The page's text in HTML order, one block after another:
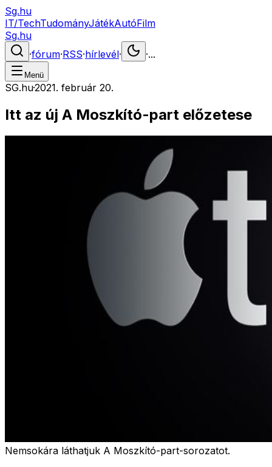
Sg.hu
IT/TechTudományJátékAutóFilm
Sg.hu
·fórum·RSS·hírlevél· ·...
Menü
SG.hu·2021. február 20.
Itt az új A Moszkító-part előzetese
Nemsokára láthatjuk A Moszkító-part-sorozatot.